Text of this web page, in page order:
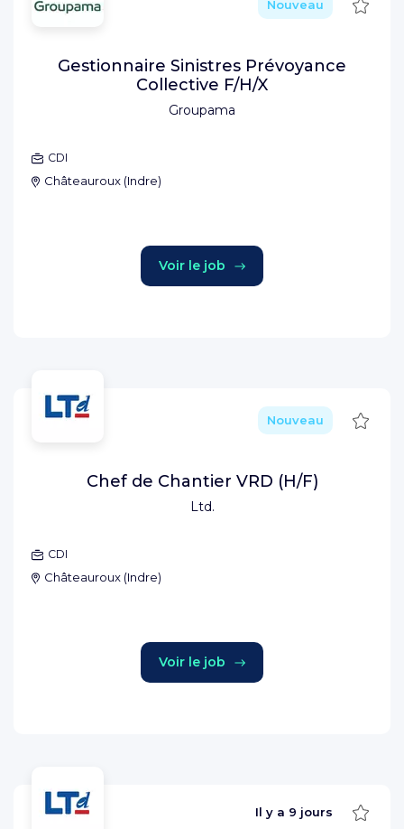
Groupama
Nouveau
Gestionnaire Sinistres Prévoyance
Collective F/H/X
CDI
Châteauroux (Indre)
Voir le job
Ltd.
Nouveau
Chef de Chantier VRD (H/F)
CDI
Châteauroux (Indre)
Voir le job
Il y a 9 jours